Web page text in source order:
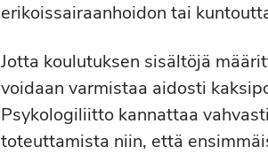
erikoissairaanhoidon tai
Jotta koulutuksen sisältöjä
voidaan varmistaa aidosti
Psykologiliitto kannattaa
toteuttamista niin, että